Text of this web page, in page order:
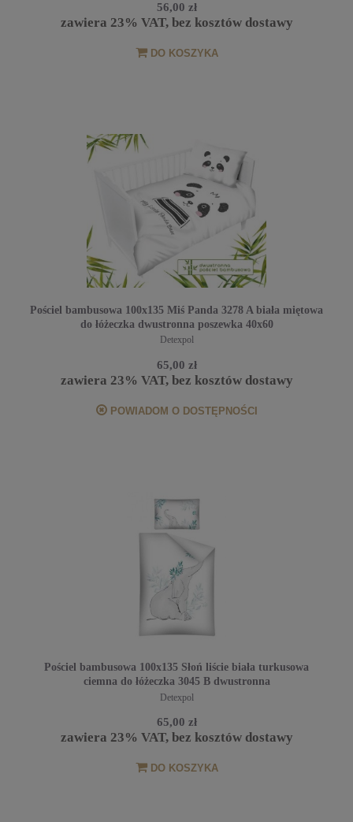
56,00 zł
zawiera 23% VAT, bez kosztów dostawy
DO KOSZYKA
Pościel bambusowa 100x135 Miś Panda 3278 A biała miętowa
do łóżeczka dwustronna poszewka 40x60
Detexpol
65,00 zł
zawiera 23% VAT, bez kosztów dostawy
POWIADOM O DOSTĘPNOŚCI
Pościel bambusowa 100x135 Słoń liście biała turkusowa
ciemna do łóżeczka 3045 B dwustronna
Detexpol
65,00 zł
zawiera 23% VAT, bez kosztów dostawy
DO KOSZYKA